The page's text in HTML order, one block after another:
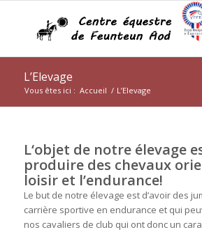
L’Elevage
Vous êtes ici : Accueil / L’Elevage
L‘objet de notre élevage
produire des chevaux
loisir et l’endurance!
Le but de notre élevage est d’avoir des
carrière sportive en endurance et qui
nos cavaliers de club qui ont donc un